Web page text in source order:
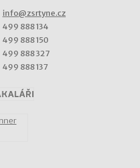
info@zsrtyne.cz
499 888 134
499 888 150
499 888 327
499 888 137